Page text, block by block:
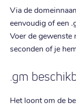
Via de
eenvoudig of een
Voer de gewenste
seconden of je
.gm
Het loont om de